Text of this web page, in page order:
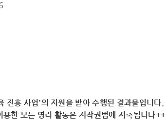
흥 사업'의 지원을 받아 수행된 결과물입니다.
용한 모든 영리 활동은 저작권법에 저촉됩니다++